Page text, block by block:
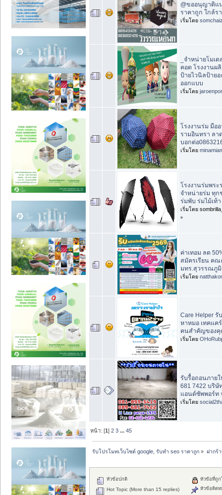
@ขออนุญาติแ
ราคาถูก ใกล้ร
เริ่มโดย
_จำหน่ายโมเ
คอต โรงงานผ
ป้ายไวนิลป้าย
ออกแบบ
เริ่มโดย
โรงงานร่ม มือ
รามอินทรา ลา
บอกต่อ
เริ่มโดย
โรงงานร่มพร
จำหน่ายร่ม ทุ
ร่มพับ ร่มไม้เท้
เริ่มโดย
»
ค่าเทอม ลด
สมัครเรียน คณ
มทร.สุวรรณภูมิ
เริ่มโดย
Care Helper รั
หาหมอ เทคแค
คนสำคัญของคุ
เริ่มโดย
รับรื้อถอนภาย
681 7422 บริษั
แอนด์ซัพพอร์ท
เริ่มโดย
หน้า: [1]2 3 ...45
รับโปรโมทเว็บไซต์ google, รับทำ seo ราคาถูก » ฝากร้
หัวข้อปกติ
Hot Topic (More than 15 replies)
หัวข้อที่ถู
หัวข้อติดห